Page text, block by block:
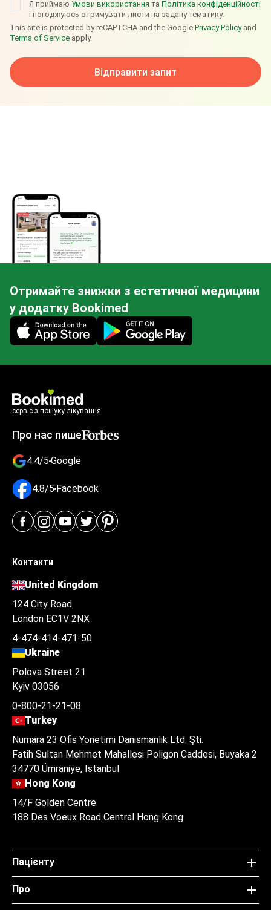
Я приймаю Умови використання та Політика конфіденційності
і погоджуюсь отримувати листи на задану тематику.
This site is protected by reCAPTCHA and the Google Privacy Policyand
Terms of Service apply.
Відправити запит
Отримайте знижки з естетичної медицини
у додатку Bookimed
Mobile app illustration
сервіс з пошуку лікування
Про нас пише
4.4/5 Google
4.8/5 Facebook
Контакти
United Kingdom
124 City Road
London EC1V 2NX
4-474-414-471-50
Ukraine
Polova Street 21
Kyiv 03056
0-800-21-21-08
Turkey
Numara 23 Ofis Yonetimi Danismanlik Ltd. Şti.
Fatih Sultan Mehmet Mahallesi Poligon Caddesi, Buyaka 2
34770 Ümraniye, Istanbul
Hong Kong
14/F Golden Centre
188 Des Voeux Road Central Hong Kong
Пацієнту
Про